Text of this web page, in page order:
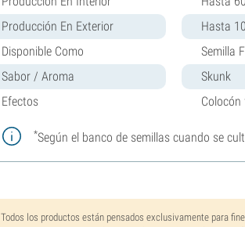
Producción En Exterior
Hasta
Disponible Como
Semilla
Sabor / Aroma
Skunk
Efectos
Colocón
*Según el banco de semillas cuando se
Todos los productos están pensados exclusivamente para